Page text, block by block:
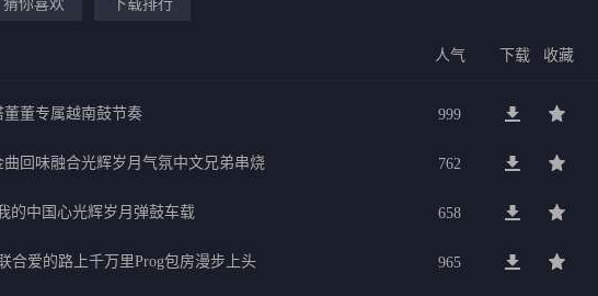
猜你喜欢 下载排行
人气 下载 收藏
董专属越南鼓节奏 999
回味融合光辉岁月气氛中文兄弟串烧 762
的中国心光辉岁月弹鼓车载 658
合爱的路上千万里Prog包房漫步上头 965